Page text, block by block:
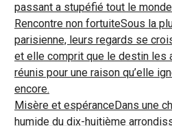
passant a stupéfié tout le
Rencontre non fortuiteSous la
parisienne, leurs regards se
et elle comprit que le destin les
réunis pour une raison qu’elle
encore.
Misère et espéranceDans une
humide du dix-huitième